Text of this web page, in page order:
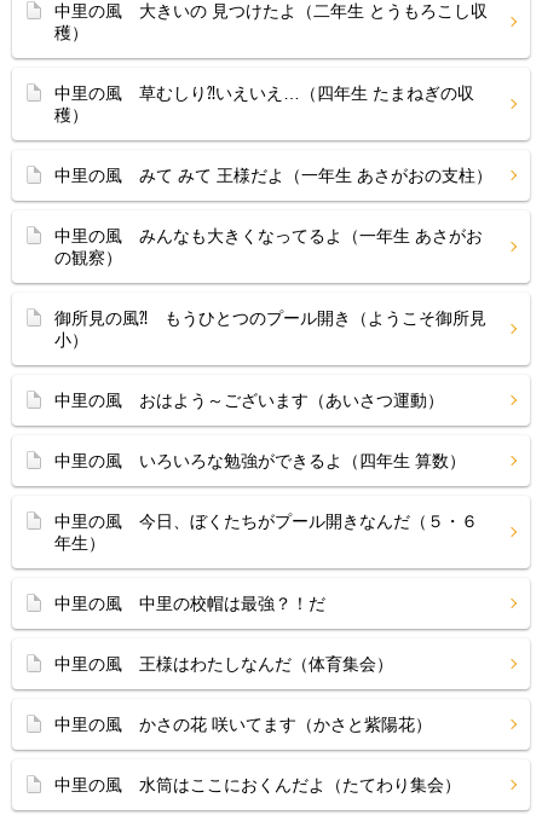
中里の風 大きいの 見つけたよ（二年生 とうもろこし収
穫）
中里の風 草むしり⁈いえいえ…（四年生 たまねぎの収
穫）
中里の風 みて みて 王様だよ（一年生 あさがおの支柱）
中里の風 みんなも大きくなってるよ（一年生 あさがお
の観察）
御所見の風⁈ もうひとつのプール開き（ようこそ御所見
小）
中里の風 おはよう～ございます（あいさつ運動）
中里の風 いろいろな勉強ができるよ（四年生 算数）
中里の風 今日、ぼくたちがプール開きなんだ（５・６
年生）
中里の風 中里の校帽は最強？！だ
中里の風 王様はわたしなんだ（体育集会）
中里の風 かさの花 咲いてます（かさと紫陽花）
中里の風 水筒はここにおくんだよ（たてわり集会）